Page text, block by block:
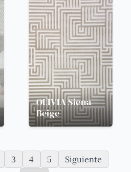
OLIVIASiena
Beige
3 4 5 Siguiente